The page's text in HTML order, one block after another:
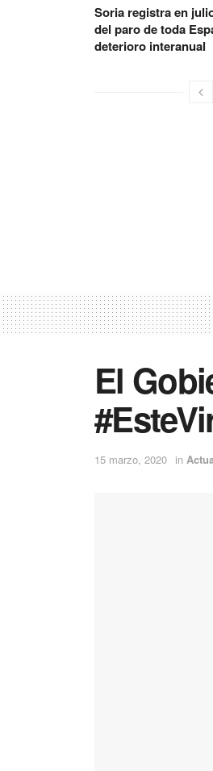
Soria registra en
del paro de toda
deterioro interanual
El
15 marzo, 2020 in